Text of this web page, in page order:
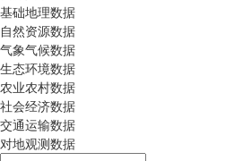
基础地理数据
自然资源数据
气象气候数据
生态环境数据
农业农村数据
社会经济数据
交通运输数据
对地观测数据